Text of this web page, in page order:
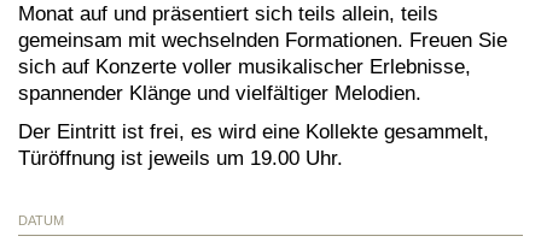
Monat auf und präsentiert sich teils allein, teils
gemeinsam mit wechselnden Formationen. Freuen Sie
sich auf Konzerte voller musikalischer Erlebnisse,
spannender Klänge und vielfältiger Melodien.
Der Eintritt ist frei, es wird eine Kollekte gesammelt,
Türöffnung ist jeweils um 19.00 Uhr.
DATUM